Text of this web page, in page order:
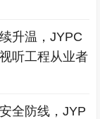
升温，JYPC
听工程从业者
全防线，JYP